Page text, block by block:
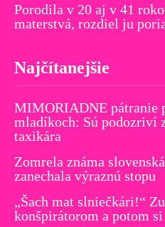
Porodila v 20 aj v 41
materstvá, rozdiel ju
Najčítanejšie
MIMORIADNE pátranie
mladíkoch: Sú podozriví
taxikára
Zomrela známa
zanechala výraznú stopu
„Šach mat slniečkári!“
konšpirátorom a potom